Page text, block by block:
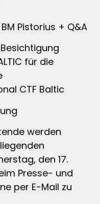
Pistorius + Q&A
für die
CTF Baltic
werden
den 17.
Presse- und
per E-Mail zu